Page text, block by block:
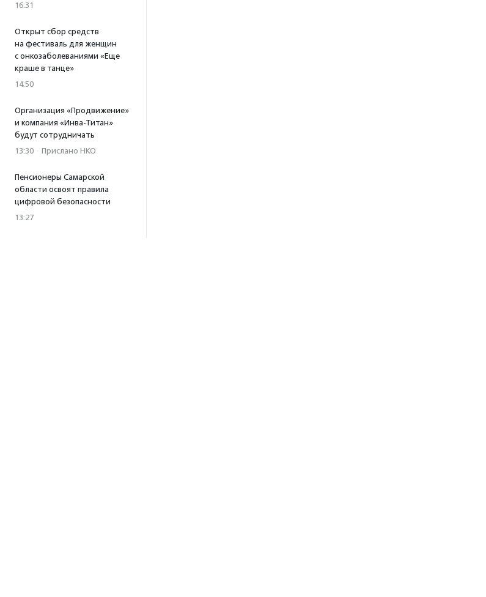
16:31
Открыт сбор средств
на фестиваль для женщин
с онкозаболеваниями «Еще
краше в танце»
14:50
Организация «Продвижение»
и компания «Инва-Титан»
будут сотрудничать
13:30 · Прислано НКО
Пенсионеры Самарской
области освоят правила
цифровой безопасности
13:27